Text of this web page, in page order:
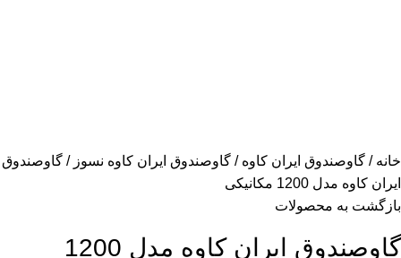
خانه گاوصندوق ایران کاوه گاوصندوق ایران کاوه نسوز گاوصندوق
ایران کاوه مدل 1200 مکانیکی
بازگشت به محصولات
گاوصندوق ایران کاوه مدل 1200